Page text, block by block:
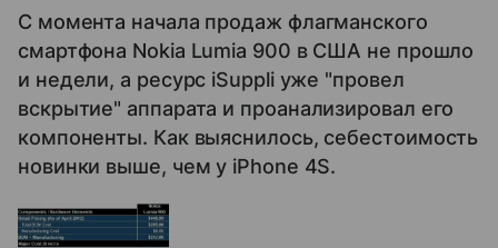
С момента начала продаж флагманского
смартфона Nokia Lumia 900 в США не прошло
и недели, а ресурс iSuppli уже "провел
вскрытие" аппарата и проанализировал его
компоненты. Как выяснилось, себестоимость
новинки выше, чем у iPhone 4S.